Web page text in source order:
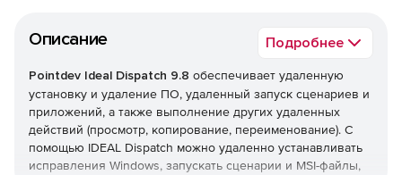
Описание Подробнее
Pointdev Ideal Dispatch 9.8 обеспечивает удаленную
установку и удаление ПО, удаленный запуск сценариев и
приложений, а также выполнение других удаленных
действий (просмотр, копирование, переименование). С
помощью IDEAL Dispatch можно удаленно устанавливать
исправления Windows, запускать сценарии и MSI-файлы,